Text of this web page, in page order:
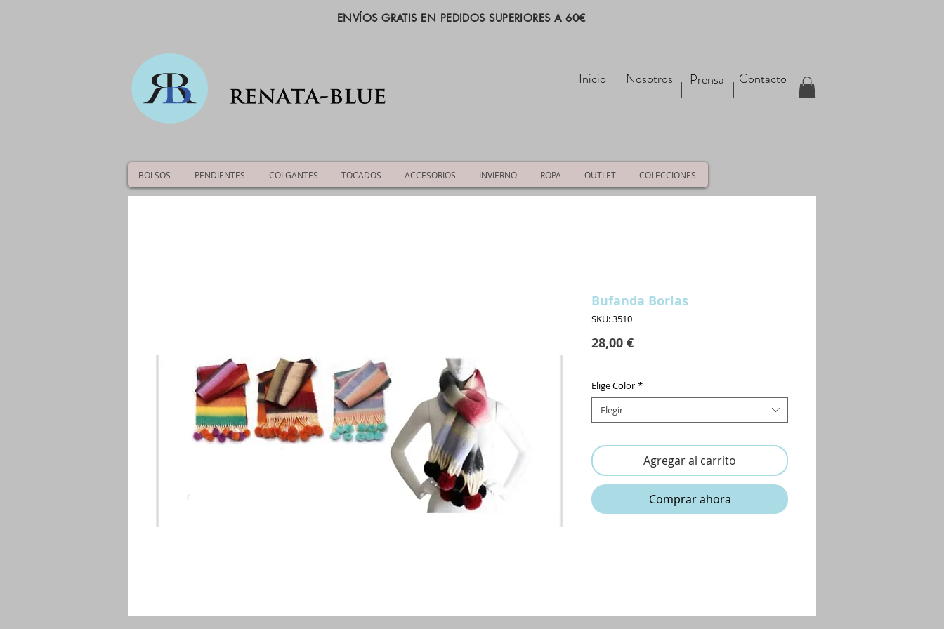
ENVÍOS GRATIS EN PEDIDOS SUPERIORES A 60€
Inicio Nosotros Prensa Contacto
Bufanda Borlas
SKU: 3510
28,00 €Precio
Elige Color *
Elegir
Agregar al carrito
Comprar ahora
BOLSOS PENDIENTES COLGANTES TOCADOS ACCESORIOS INVIERNO ROPA OUTLET COLECCIONES